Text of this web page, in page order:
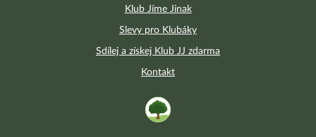
Klub Jíme Jinak
Slevy pro Klubáky
Sdílej a získej Klub JJ zdarma
Kontakt